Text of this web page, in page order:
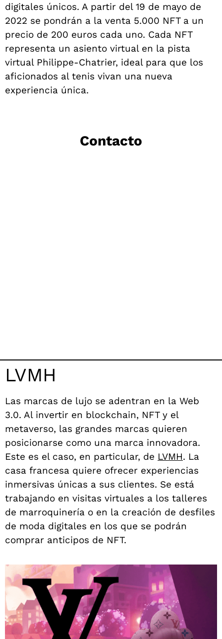
digitales únicos. A partir del 19 de mayo de
2022 se pondrán a la venta 5.000 NFT a un
precio de 200 euros cada uno. Cada NFT
representa un asiento virtual en la pista
virtual Philippe-Chatrier, ideal para que los
aficionados al tenis vivan una nueva
experiencia única.
Contacto
LVMH
Las marcas de lujo se adentran en la Web
3.0. Al invertir en blockchain, NFT y el
metaverso, las grandes marcas quieren
posicionarse como una marca innovadora.
Este es el caso, en particular, de LVMH. La
casa francesa quiere ofrecer experiencias
inmersivas únicas a sus clientes. Se está
trabajando en visitas virtuales a los talleres
de marroquinería o en la creación de desfiles
de moda digitales en los que se podrán
comprar anticipos de NFT.